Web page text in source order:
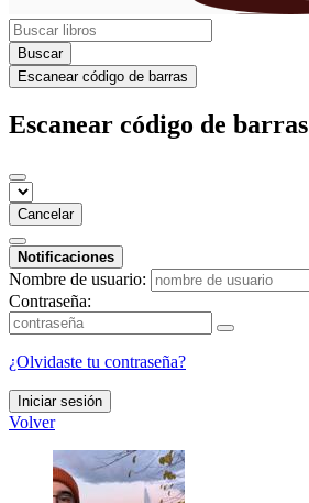
Buscar
Escanear código de barras
Escanear código de barras
Cancelar
Notificaciones
Nombre de usuario:
Contraseña:
¿Olvidaste tu contraseña?
Iniciar sesión
Volver